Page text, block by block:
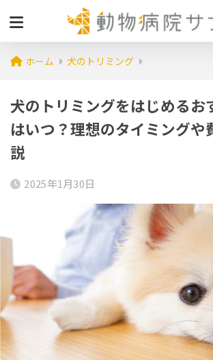
ホーム 犬のトリミング
犬のトリミングをはじめるお
はいつ？理想のタイミングや
説
2025年1月30日